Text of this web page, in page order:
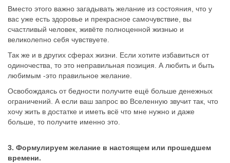
Вместо этого важно загадывать желание из состояния, что у
вас уже есть здоровье и прекрасное самочувствие, вы
счастливый человек, живёте полноценной жизнью и
великолепно себя чувствуете.
Так же и в других сферах жизни. Если хотите избавиться от
одиночества, то это неправильная позиция. А любить и быть
любимым -это правильное желание.
Освобождаясь от бедности получите ещё больше денежных
ограничений. А если ваш запрос во Вселенную звучит так, что
хочу жить в достатке и иметь всё что мне нужно и даже
больше, то получите именно это.
3. Формулируем желание в настоящем или прошедшем
времени.